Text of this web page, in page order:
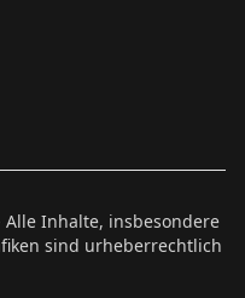
Alle Inhalte, insbesondere
sind urheberrechtlich